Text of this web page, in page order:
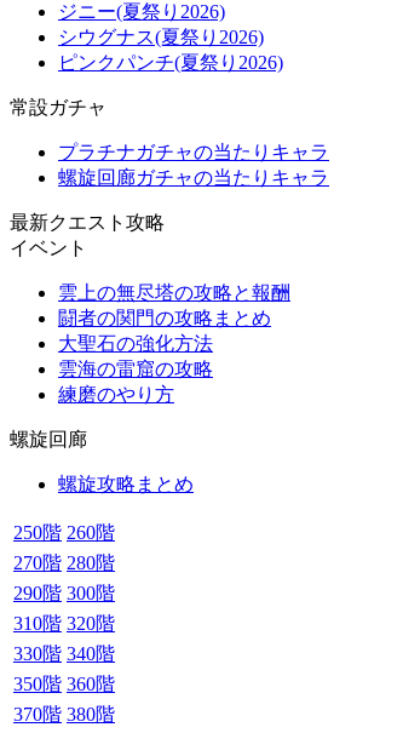
ジニー(夏祭り2026)
シウグナス(夏祭り2026)
ピンクパンチ(夏祭り2026)
常設ガチャ
プラチナガチャの当たりキャラ
螺旋回廊ガチャの当たりキャラ
最新クエスト攻略
イベント
雲上の無尽塔の攻略と報酬
闘者の関門の攻略まとめ
大聖石の強化方法
雲海の雷窟の攻略
練磨のやり方
螺旋回廊
螺旋攻略まとめ
250階 260階
270階 280階
290階 300階
310階 320階
330階 340階
350階 360階
370階 380階